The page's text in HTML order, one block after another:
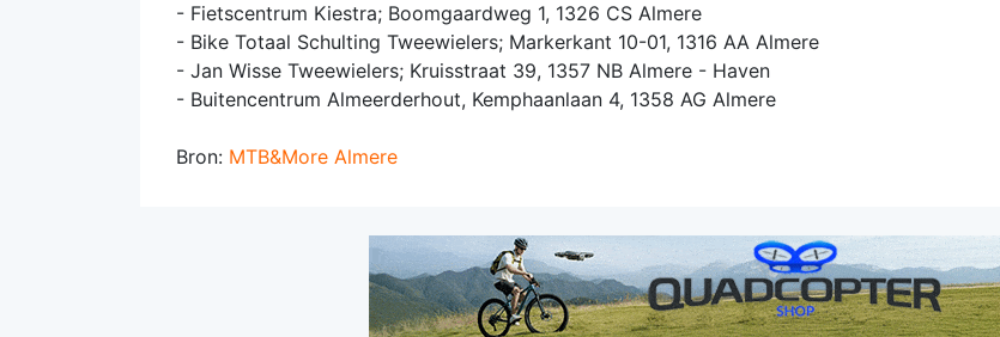
- Fietscentrum Kiestra; Boomgaardweg 1, 1326 CS Almere
- Bike Totaal Schulting Tweewielers; Markerkant 10-01, 1316 AA Almere
- Jan Wisse Tweewielers; Kruisstraat 39, 1357 NB Almere - Haven
- Buitencentrum Almeerderhout, Kemphaanlaan 4, 1358 AG Almere
Bron: MTB&More Almere